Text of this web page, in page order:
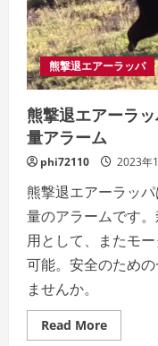
熊撃退エアーラッパ
熊撃退エアーラ
量アラーム
phi72110 2023年
熊撃退エアーラッ
量のアラームです
用として、またモ
可能。安全のため
ませんか。
Read MoreRead
more